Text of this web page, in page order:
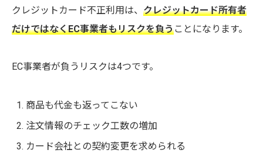
クレジットカード不正利用は、 クレジットカード所有者
だけではなくEC事業者もリスクを負うことになります。
EC事業者が負うリスクは4つです。
商品も代金も返ってこない
注文情報のチェック工数の増加
カード会社との契約変更を求められる